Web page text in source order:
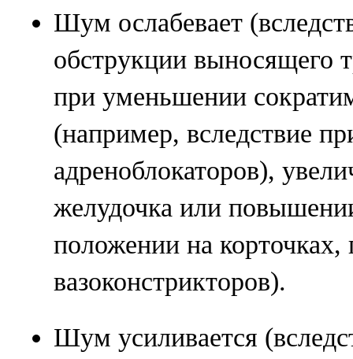
Шум ослабевает
обструкции выносящего
при уменьшении
(например, вследствие
адреноблокаторов),
желудочка или
положении на корточках,
вазоконстрикторов).
Шум усиливается